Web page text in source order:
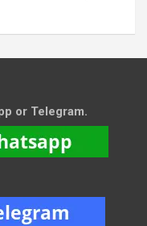
or Telegram.